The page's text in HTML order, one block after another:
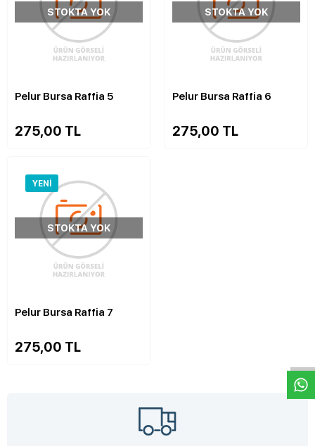
STOKTA YOK
Pelur Bursa Raffia 5
275,00 TL
STOKTA YOK
Pelur Bursa Raffia 6
275,00 TL
YENI
STOKTA YOK
Pelur Bursa Raffia 7
275,00 TL